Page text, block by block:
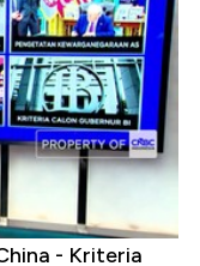
- Kriteria